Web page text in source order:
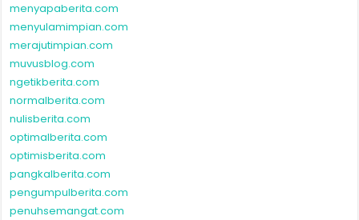
menyapaberita.com
menyulamimpian.com
merajutimpian.com
muvusblog.com
ngetikberita.com
normalberita.com
nulisberita.com
optimalberita.com
optimisberita.com
pangkalberita.com
pengumpulberita.com
penuhsemangat.com